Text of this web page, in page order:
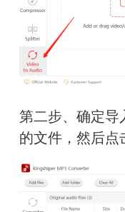
第二步、确定导
的文件，然后点